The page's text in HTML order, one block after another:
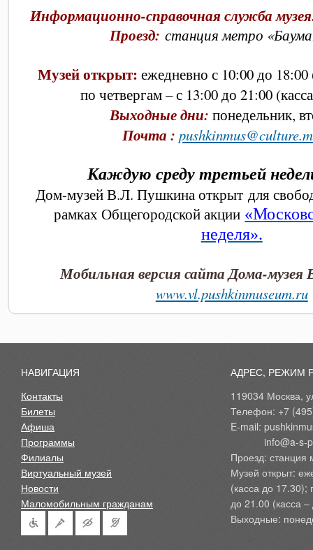
Информационно-справочная служба
Проезд: станция метро
Музей открыт: ежедневно с 10:00 до
по четвергам – с 13:00 до 21:00
Выходные дни: понедельник,
Почта :
Каждую среду третьей
Дом-музей В.Л. Пушкина открыт для
рамках Общегородской акции
неделя».
Мобильная версия сайта Дома-
www.vl.pushkinmuseum.ru
НАВИГАЦИЯ
Контакты
Билеты
Афиша
Программы
Филиалы
Виртуальный музей
Новости
Маломобильным гражданам
АДРЕС, РЕЖИМ
119034 Москва,
Телефон: +7
E-mail:
Проезд: станция
Музей открыт:
(касса до 17.30);
до 21.00 (касса
Выходные: